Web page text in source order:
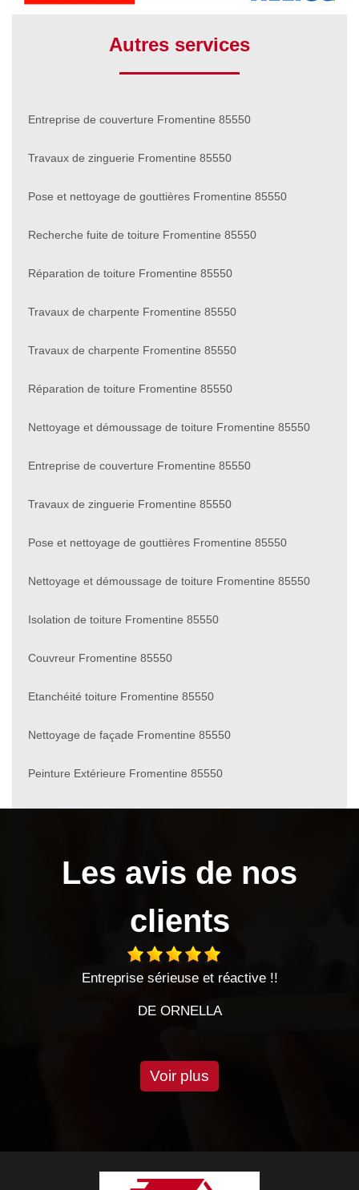
Autres services
Entreprise de couverture Fromentine 85550
Travaux de zinguerie Fromentine 85550
Pose et nettoyage de gouttières Fromentine 85550
Recherche fuite de toiture Fromentine 85550
Réparation de toiture Fromentine 85550
Travaux de charpente Fromentine 85550
Travaux de charpente Fromentine 85550
Réparation de toiture Fromentine 85550
Nettoyage et démoussage de toiture Fromentine 85550
Entreprise de couverture Fromentine 85550
Travaux de zinguerie Fromentine 85550
Pose et nettoyage de gouttières Fromentine 85550
Nettoyage et démoussage de toiture Fromentine 85550
Isolation de toiture Fromentine 85550
Couvreur Fromentine 85550
Etanchéité toiture Fromentine 85550
Nettoyage de façade Fromentine 85550
Peinture Extérieure Fromentine 85550
Les avis de nos
clients
Entreprise sérieuse et réactive !!
DE ORNELLA
Voir plus